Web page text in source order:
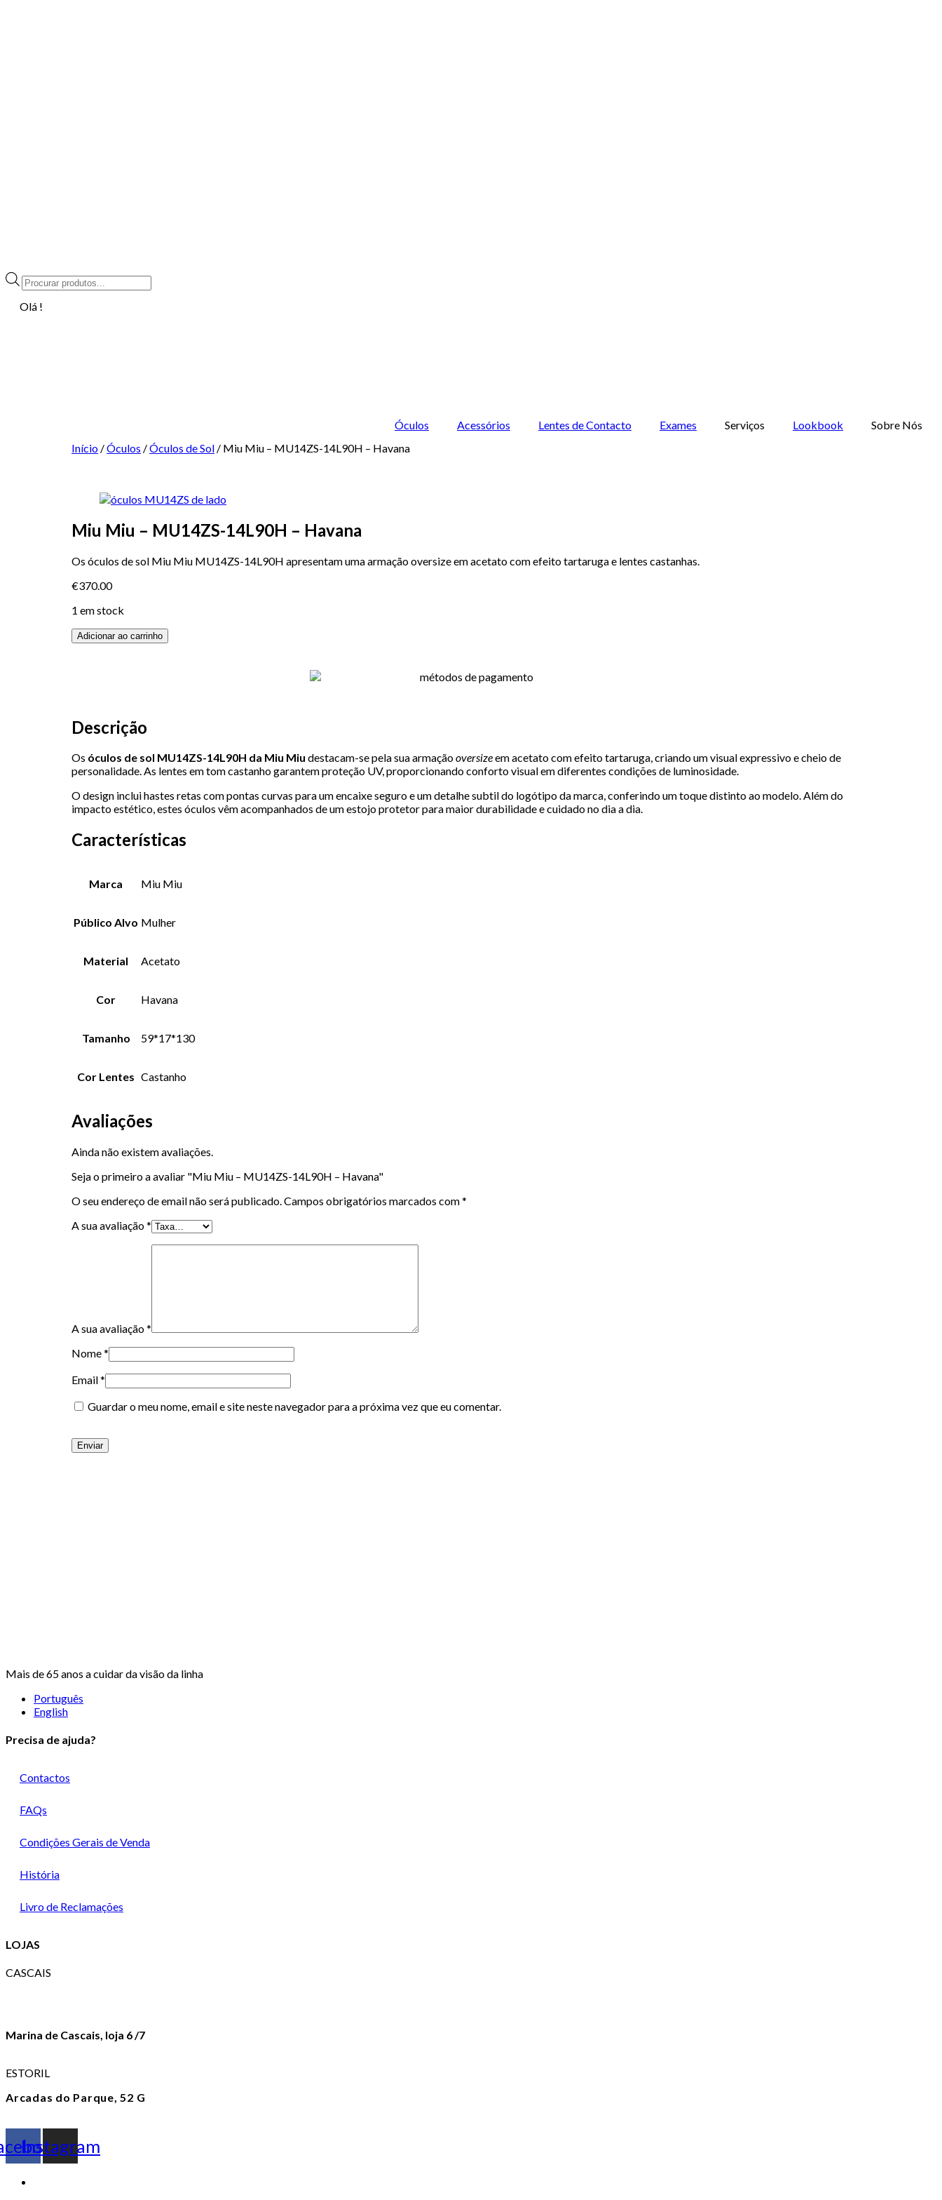
Products
search
Olá !
Óculos Acessórios Lentes de Contacto Exames Serviços Lookbook
Sobre Nós
Início /Óculos /Óculos de Sol / Miu Miu – MU14ZS-14L90H – Havana
Miu Miu – MU14ZS-14L90H – Havana
Os óculos de sol Miu Miu MU14ZS-14L90H apresentam uma armação oversize em acetato com efeito tartaruga e lentes castanhas.
€370.00
1 em stock
Quantidade
de
Adicionar ao carrinho
Descrição
Os óculos de sol MU14ZS-14L90H da Miu Miu destacam-se pela sua armaçãooversizeem acetato com efeito tartaruga, criando um visual expressivo e cheio de
personalidade. As lentes em tom castanho garantem proteção UV, proporcionando conforto visual em diferentes condições de luminosidade.
O design inclui hastes retas com pontas curvas para um encaixe seguro e um detalhe subtil do logótipo da marca, conferindo um toque distinto ao modelo. Além do
impacto estético, estes óculos vêm acompanhados de um estojo protetor para maior durabilidade e cuidado no dia a dia.
Características
Marca Miu Miu
Público Alvo Mulher
Material Acetato
Cor Havana
Tamanho 59*17*130
Cor Lentes Castanho
Avaliações
Ainda não existem avaliações.
Seja o primeiro a avaliar "Miu Miu – MU14ZS-14L90H – Havana"
O seu endereço de email não será publicado.Campos obrigatórios marcados com*
A sua avaliação*
A sua avaliação*
Nome*
Email*
Guardar o meu nome, email e site neste navegador para a próxima vez que eu comentar.
Mais de 65 anos a cuidar da visão da linha
Português
English
Precisa de ajuda?
Contactos
FAQs
Condições Gerais de Venda
História
Livro de Reclamações
LOJAS
CASCAIS
Marina de Cascais, loja 6 /7
ESTORIL
Arcadas do Parque, 52 G
Instagram